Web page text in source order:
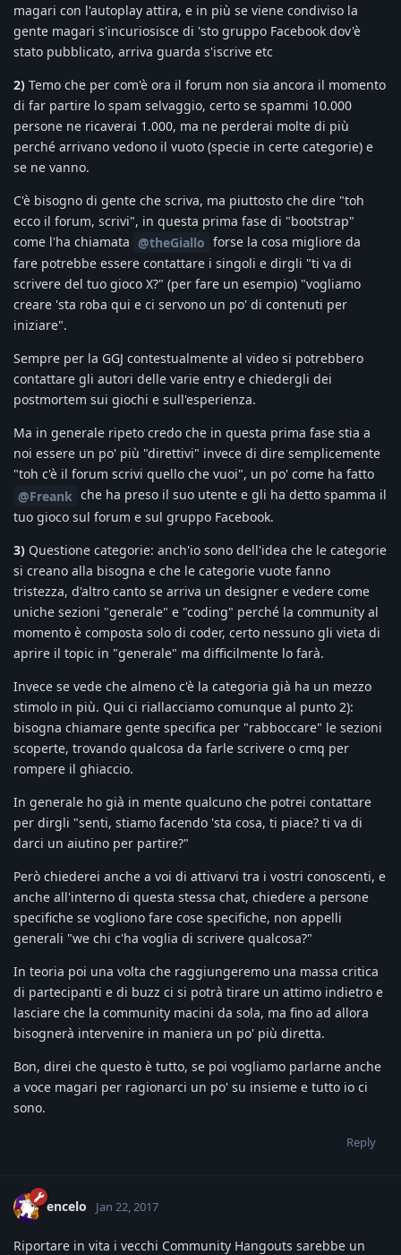
magari con l'autoplay attira, e in più se viene condiviso la
gente magari s'incuriosisce di 'sto gruppo Facebook dov'è
stato pubblicato, arriva guarda s'iscrive etc
2) Temo che per com'è ora il forum non sia ancora il momento
di far partire lo spam selvaggio, certo se spammi 10.000
persone ne ricaverai 1.000, ma ne perderai molte di più
perché arrivano vedono il vuoto (specie in certe categorie) e
se ne vanno.
C'è bisogno di gente che scriva, ma piuttosto che dire "toh
ecco il forum, scrivi", in questa prima fase di "bootstrap"
come l'ha chiamata @theGiallo forse la cosa migliore da
fare potrebbe essere contattare i singoli e dirgli "ti va di
scrivere del tuo gioco X?" (per fare un esempio) "vogliamo
creare 'sta roba qui e ci servono un po' di contenuti per
iniziare".
Sempre per la GGJ contestualmente al video si potrebbero
contattare gli autori delle varie entry e chiedergli dei
postmortem sui giochi e sull'esperienza.
Ma in generale ripeto credo che in questa prima fase stia a
noi essere un po' più "direttivi" invece di dire semplicemente
"toh c'è il forum scrivi quello che vuoi", un po' come ha fatto
@Freank che ha preso il suo utente e gli ha detto spamma il
tuo gioco sul forum e sul gruppo Facebook.
3) Questione categorie: anch'io sono dell'idea che le categorie
si creano alla bisogna e che le categorie vuote fanno
tristezza, d'altro canto se arriva un designer e vedere come
uniche sezioni "generale" e "coding" perché la community al
momento è composta solo di coder, certo nessuno gli vieta di
aprire il topic in "generale" ma difficilmente lo farà.
Invece se vede che almeno c'è la categoria già ha un mezzo
stimolo in più. Qui ci riallacciamo comunque al punto 2):
bisogna chiamare gente specifica per "rabboccare" le sezioni
scoperte, trovando qualcosa da farle scrivere o cmq per
rompere il ghiaccio.
In generale ho già in mente qualcuno che potrei contattare
per dirgli "senti, stiamo facendo 'sta cosa, ti piace? ti va di
darci un aiutino per partire?"
Però chiederei anche a voi di attivarvi tra i vostri conoscenti, e
anche all'interno di questa stessa chat, chiedere a persone
specifiche se vogliono fare cose specifiche, non appelli
generali "we chi c'ha voglia di scrivere qualcosa?"
In teoria poi una volta che raggiungeremo una massa critica
di partecipanti e di buzz ci si potrà tirare un attimo indietro e
lasciare che la community macini da sola, ma fino ad allora
bisognerà intervenire in maniera un po' più diretta.
Bon, direi che questo è tutto, se poi vogliamo parlarne anche
a voce magari per ragionarci un po' su insieme e tutto io ci
sono.
Reply
encelo Jan 22, 2017
Riportare in vita i vecchi Community Hangouts sarebbe un